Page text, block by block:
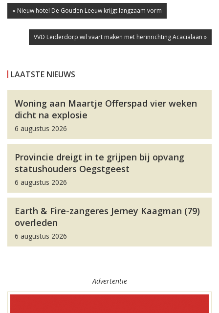
« Nieuw hotel De Gouden Leeuw krijgt langzaam vorm
VVD Leiderdorp wil vaart maken met herinrichting Acacialaan »
LAATSTE NIEUWS
Woning aan Maartje Offerspad vier weken
dicht na explosie
6 augustus 2026
Provincie dreigt in te grijpen bij opvang
statushouders Oegstgeest
6 augustus 2026
Earth & Fire-zangeres Jerney Kaagman (79)
overleden
6 augustus 2026
Advertentie